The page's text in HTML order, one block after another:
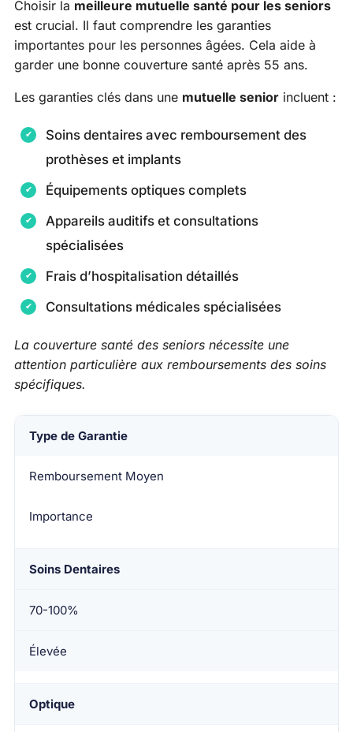
Choisir la meilleure mutuelle santé pour les seniors
est crucial. Il faut comprendre les garanties
importantes pour les personnes âgées. Cela aide à
garder une bonne couverture santé après 55 ans.
Les garanties clés dans une mutuelle senior incluent :
Soins dentaires avec remboursement des
prothèses et implants
Équipements optiques complets
Appareils auditifs et consultations
spécialisées
Frais d’hospitalisation détaillés
Consultations médicales spécialisées
La couverture santé des seniors nécessite une
attention particulière aux remboursements des soins
spécifiques.
Type de Garantie
Remboursement Moyen
Importance
Soins Dentaires
70-100%
Élevée
Optique